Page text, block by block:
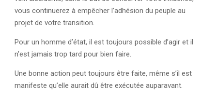
vous continuerez à empêcher l’adhésion du peuple au
projet de votre transition.
Pour un homme d’état, il est toujours possible d’agir et il
n’est jamais trop tard pour bien faire.
Une bonne action peut toujours être faite, même s’il est
manifeste qu’elle aurait dû être exécutée auparavant.